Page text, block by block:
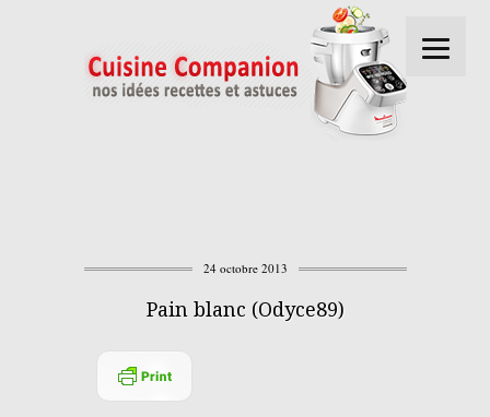
24 octobre 2013
Pain blanc (Odyce89)